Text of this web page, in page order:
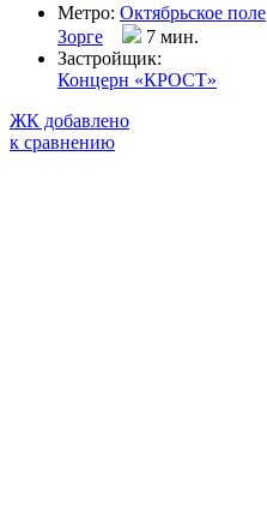
Метро: Октябрьское поле
Зорге
7 мин.
Застройщик:
Концерн «КРОСТ»
ЖК добавлено
к сравнению